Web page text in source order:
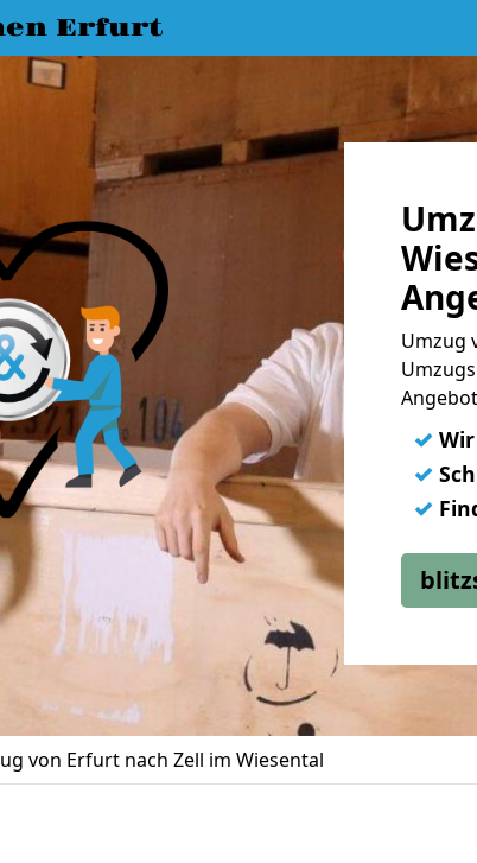
Erfurt
Umzug
✓
✓
✓
von Erfurt nach Zell im Wiesental